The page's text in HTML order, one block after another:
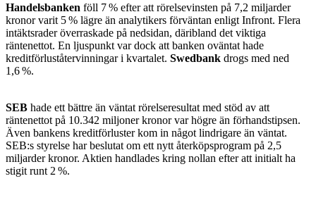
Handelsbanken föll 7 % efter att rörelsevinsten på 7,2 miljarder
kronor varit 5 % lägre än analytikers förväntan enligt Infront. Flera
intäktsrader överraskade på nedsidan, däribland det viktiga
räntenettot. En ljuspunkt var dock att banken oväntat hade
kreditförluståtervinningar i kvartalet. Swedbank drogs med ned
1,6 %.
SEB hade ett bättre än väntat rörelseresultat med stöd av att
räntenettot på 10.342 miljoner kronor var högre än förhandstipsen.
Även bankens kreditförluster kom in något lindrigare än väntat.
SEB:s styrelse har beslutat om ett nytt återköpsprogram på 2,5
miljarder kronor. Aktien handlades kring nollan efter att initialt ha
stigit runt 2 %.